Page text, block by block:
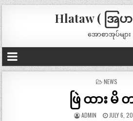
Hlataw ( အြပ
အောစာအုပ်များ
POSTED
NEWS
ဖြဲ ထား မိ
ADMIN JULY 6,